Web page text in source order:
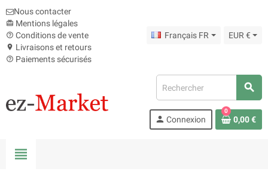
Nous contacter
card_giftcard Mentions légales
help_outline Conditions de vente
location_on Livraisons et retours
help_outline Paiements sécurisés
Français FR EUR €
search
person Connexion
0
0,00 €
view_headline